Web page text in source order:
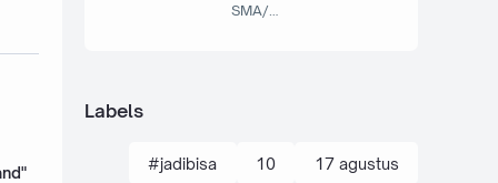
SMA/…
Labels
#jadibisa 10 17 agustus